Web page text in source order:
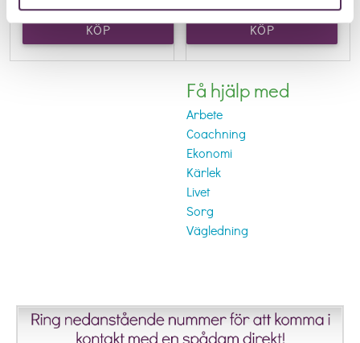
KÖP
SAMTALSTID
KÖP
SAMTALSTID
Få hjälp med
Arbete
Coachning
Ekonomi
Kärlek
Livet
Sorg
Vägledning